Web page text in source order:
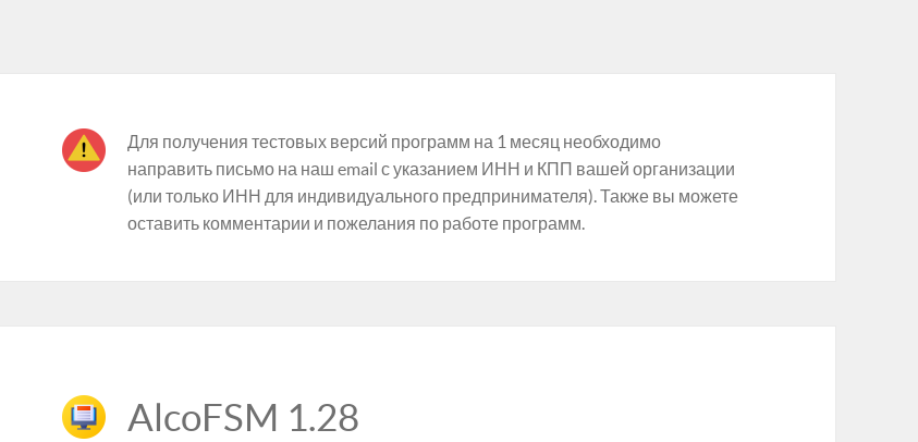
Для получения тестовых версий программ на 1 месяц необходимо
направить письмо на наш email с указанием ИНН и КПП вашей организации
(или только ИНН для индивидуального предпринимателя). Также вы можете
оставить комментарии и пожелания по работе программ.
AlcoFSM 1.28